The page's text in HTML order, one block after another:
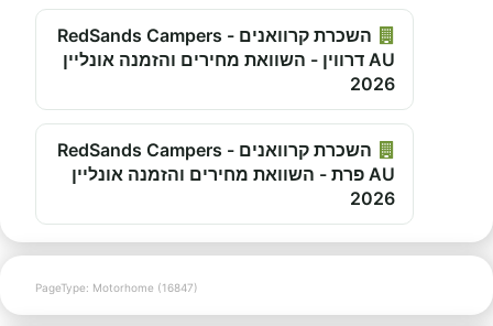
השכרת קרוואנים - RedSands Campers
AU דרווין - השוואת מחירים והזמנה אונליין
2026
השכרת קרוואנים - RedSands Campers
AU פרת - השוואת מחירים והזמנה אונליין
2026
PageType: Motorhome (16847)